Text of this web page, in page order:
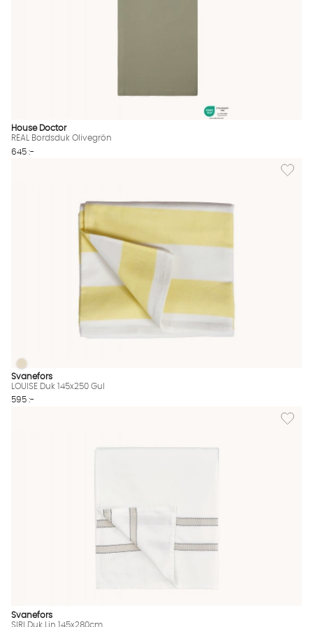
House Doctor
REAL Bordsduk Olivegrön
645 :-
Lägg
LOUISE Duk 145x250 Gul Finns även i dessa färger:
LOUISE Duk 145x250 Gul
Svanefors
LOUISE Duk 145x250 Gul
595 :-
Lägg
Svanefors
SIRI Duk Lin 145x280cm